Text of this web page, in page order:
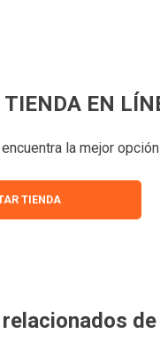
EN
la mejor
TIENDA